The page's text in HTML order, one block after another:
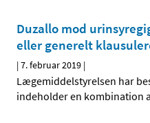
Duzallo mod
eller generelt
|7. februar 2019 |
Lægemiddelstyrelsen har
indeholder en kombination